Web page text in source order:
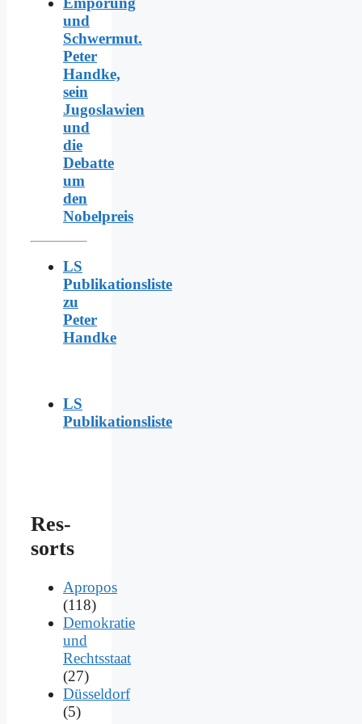
und
Schwermut.
Peter
Handke,
sein
Jugoslawien
und
die
Debatte
um
den
Nobelpreis
LS
Publikationsliste
zu
Peter
Handke
LS
Publikationsliste
Res­
sorts
Apropos
(118)
Demokratie
und
Rechtsstaat
(27)
Düsseldorf
(5)